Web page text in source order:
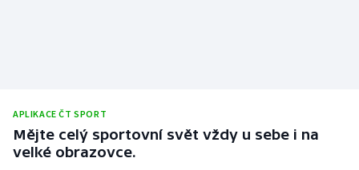
APLIKACE ČT SPORT
Mějte celý sportovní svět vždy u sebe i na
velké obrazovce.